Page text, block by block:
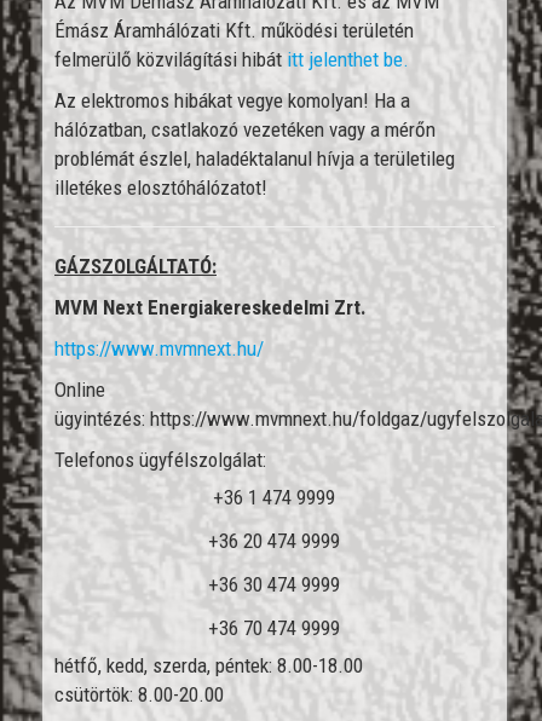
Émász Áramhálózati Kft. működési területén
felmerülő közvilágítási hibát itt jelenthet be.
Az elektromos hibákat vegye komolyan! Ha a
hálózatban, csatlakozó vezetéken vagy a mérőn
problémát észlel, haladéktalanul hívja a területileg
illetékes elosztóhálózatot!
GÁZSZOLGÁLTATÓ:
MVM Next Energiakereskedelmi Zrt.
https://www.mvmnext.hu/
Online
ügyintézés: https://www.mvmnext.hu/foldgaz/
Telefonos ügyfélszolgálat:
+36 1 474 9999
+36 20 474 9999
+36 30 474 9999
+36 70 474 9999
hétfő, kedd, szerda, péntek: 8.00-18.00
csütörtök: 8.00-20.00